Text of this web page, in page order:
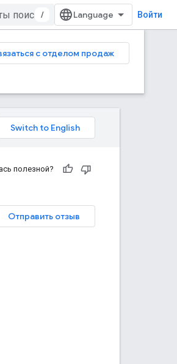
/ Войти
с отделом продаж
полезной?
Отправить отзыв